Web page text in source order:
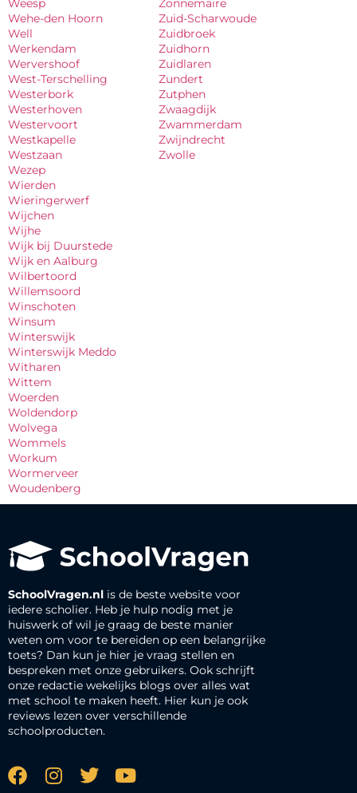
Weesp
Wehe-den Hoorn
Well
Werkendam
Wervershoof
West-Terschelling
Westerbork
Westerhoven
Westervoort
Westkapelle
Westzaan
Wezep
Wierden
Wieringerwerf
Wijchen
Wijhe
Wijk bij Duurstede
Wijk en Aalburg
Wilbertoord
Willemsoord
Winschoten
Winsum
Winterswijk
Winterswijk Meddo
Witharen
Wittem
Woerden
Woldendorp
Wolvega
Wommels
Workum
Wormerveer
Woudenberg
Zonnemaire
Zuid-Scharwoude
Zuidbroek
Zuidhorn
Zuidlaren
Zundert
Zutphen
Zwaagdijk
Zwammerdam
Zwijndrecht
Zwolle
SchoolVragen.nl is de beste website voor
iedere scholier. Heb je hulp nodig met je
huiswerk of wil je graag de beste manier
weten om voor te bereiden op een belangrijke
toets? Dan kun je hier je vraag stellen en
bespreken met onze gebruikers. Ook schrijft
onze redactie wekelijks blogs over alles wat
met school te maken heeft. Hier kun je ook
reviews lezen over verschillende
schoolproducten.